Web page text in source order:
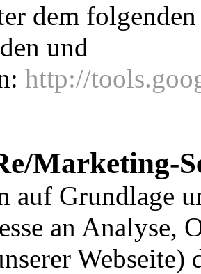
dem
und
http://
Marketing-
auf Grundlage
an Analyse,